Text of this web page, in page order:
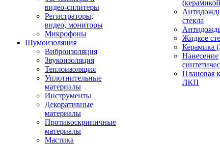
видео-сплитеры
Регистраторы,
видео, мониторы
Микрофоны
Шумоизоляция
Виброизоляция
Звукоизоляция
Теплоизоляция
Уплотнительные
материалы
Инструменты
Декоративные
материалы
Противоскрипичные
материалы
Мастика
стекла
Жидкое
Керамика
Нанесение
Плановая
ЛКП